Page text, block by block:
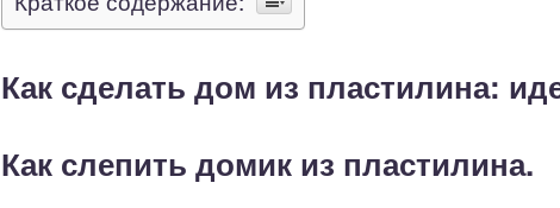
Как сделать дом из пластилина:
Как слепить домик из пластилина.